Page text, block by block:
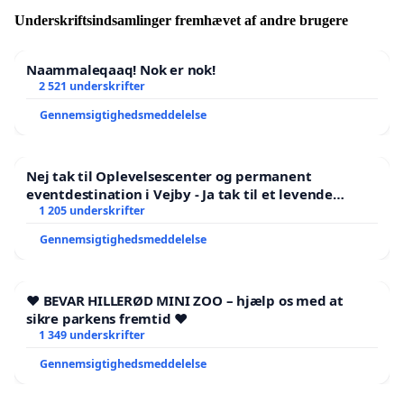
Husk at konfirmere din underskrift. Du får en
mail i din mailboks. Tjek også spamfilter.
Underskriftsindsamlinger fremhævet af andre brugere
Naammaleqaaq! Nok er nok!
2 521 underskrifter
Gennemsigtighedsmeddelelse
Nej tak til Oplevelsescenter og permanent
eventdestination i Vejby - Ja tak til et levende
lokalområde i balance
1 205 underskrifter
Gennemsigtighedsmeddelelse
❤️ BEVAR HILLERØD MINI ZOO – hjælp os med at
sikre parkens fremtid ❤️
1 349 underskrifter
Gennemsigtighedsmeddelelse